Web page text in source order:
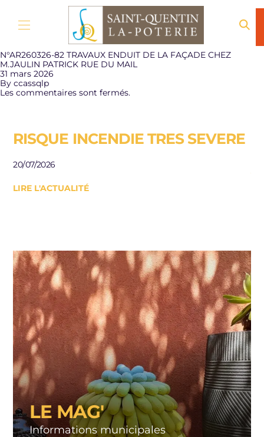
N°AR260326-82 TRAVAUX ENDUIT DE LA FAÇADE CHEZ
M.JAULIN PATRICK RUE DU MAIL
31 mars 2026
By ccassqlp
Les commentaires sont fermés.
RISQUE INCENDIE TRES SEVERE
LIRE L'ACTUALITÉ
20/07/2026
LE MAG'
Informations municipales